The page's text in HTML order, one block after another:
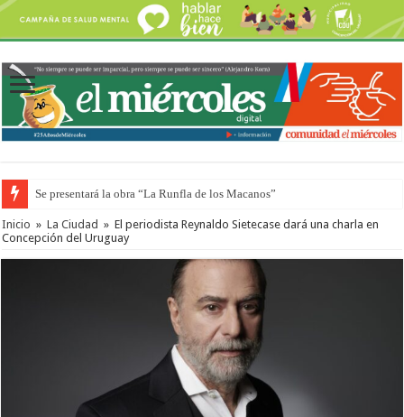
Se presentará la obra “La Runfla de los Macanos”
Inicio » La Ciudad » El periodista Reynaldo Sietecase dará una charla en
Concepción del Uruguay